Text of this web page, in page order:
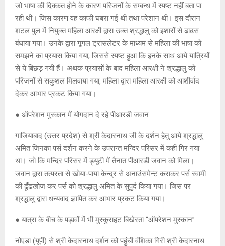
जो भाषा की दिक्कत होने के कारण परिजनों के सम्बन्ध में स्पष्ट नहीं बता पा
रही थी। जिस कारण वह काफी घबरा गई थी तथा परेशान थी। इस दौरान
शटल पुल में नियुक्त महिला आरक्षी द्वारा उक्त श्रद्धालु को इशारों से ढाढस
बंधाया गया। उनके द्वारा गूगल ट्रांसलेटर के माध्यम से महिला की भाषा को
समझने का प्रयास किया गया, जिससे स्पष्ट हुआ कि इनके साथ आये यात्रियों
से ये बिछड़ गयी हैं। अथक प्रयासों के बाद महिला आरक्षी ने श्रद्धालु को
परिजनों से सकुशल मिलवाया गया, महिला द्वारा महिला आरक्षी को आशीर्वाद
देकर आभार प्रकट किया गया।
● ऑपरेशन मुस्कान में योगदान दे रहे पीआरडी जवान
गाजियाबाद (उत्तर प्रदेश) से श्री केदारनाथ जी के दर्शन हेतु आये श्रद्धालु
अमित जिनका पर्स दर्शन करने के उपरान्त मन्दिर परिसर में कहीं गिर गया
था। जो कि मन्दिर परिसर में ड्यूटी में तैनात पीआरडी जवान को मिला।
जवान द्वारा तत्परता से खोया-पाया केन्द्र से अनाउंसमेन्ट कराकर पर्स स्वामी
की ढूँढखोज कर पर्स को श्रद्धालु अमित के सुपुर्द किया गया। जिस पर
श्रद्धालु द्वारा धन्यवाद ज्ञापित कर आभार प्रकट किया गया।
● यात्रा के बीच के पड़ावों में भी मुस्कुराहट बिखेरता “ऑपरेशन मुस्कान”
नोएडा (यूपी) से श्री केदारनाथ दर्शन को पहुंची वंशिका गिरी श्री केदारनाथ